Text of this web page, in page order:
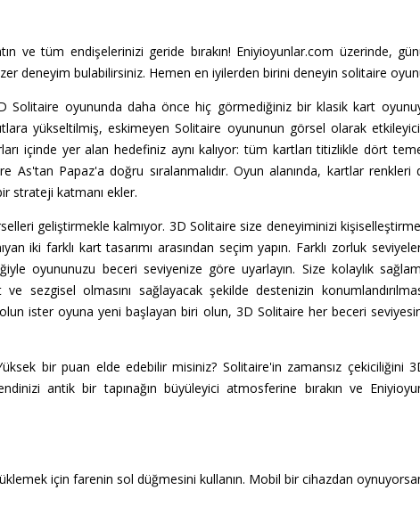
ve tüm endişelerinizi geride bırakın! Eniyioyunlar.com üzerinde,
deneyim bulabilirsiniz. Hemen en iyilerden birini deneyin solitaire
Solitaire oyununda daha önce hiç görmediğiniz bir klasik kart
yükseltilmiş, eskimeyen Solitaire oyununun görsel olarak etkileyici
içinde yer alan hedefiniz aynı kalıyor: tüm kartları titizlikle dört
Papaz'a doğru sıralanmalıdır. Oyun alanında, kartlar renkleri
strateji katmanı ekler.
geliştirmekle kalmıyor. 3D Solitaire size deneyiminizi
iki farklı kart tasarımı arasından seçim yapın. Farklı zorluk
oyununuzu beceri seviyenize göre uyarlayın. Size kolaylık
ve sezgisel olmasını sağlayacak şekilde destenizin
ister oyuna yeni başlayan biri olun, 3D Solitaire her beceri
bir puan elde edebilir misiniz? Solitaire'in zamansız çekiciliğini
antik bir tapınağın büyüleyici atmosferine bırakın ve
için farenin sol düğmesini kullanın. Mobil bir cihazdan